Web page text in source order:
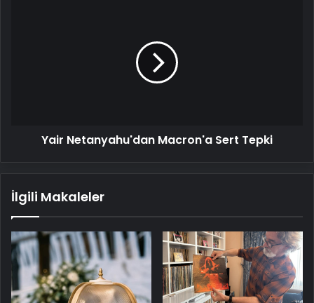
Yair Netanyahu'dan Macron'a Sert Tepki
İlgili Makaleler